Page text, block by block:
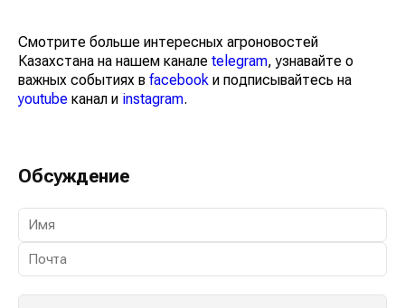
Смотрите больше интересных агроновостей
Казахстана на нашем каналеtelegram , узнавайте о
важных событиях вfacebook и подписывайтесь на
youtube канал иinstagram
Обсуждение